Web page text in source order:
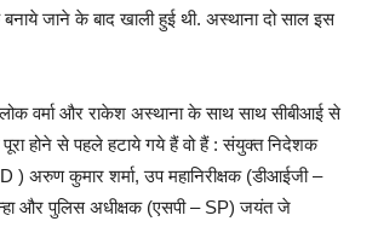
जाने के बाद खाली हुई थी. अस्थाना दो साल इस
वर्मा और राकेश अस्थाना के साथ साथ सीबीआई से
पूरा होने से पहले हटाये गये हैं वो हैं : संयुक्त निदेशक
) अरुण कुमार शर्मा, उप महानिरीक्षक (डीआईजी –
और पुलिस अधीक्षक (एसपी – SP) जयंत जे